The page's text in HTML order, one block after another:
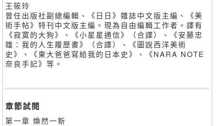
王筱玲
曾任出版社副總編輯、《日日》雜誌中文版主編、《美
術手帖》特刊中文版主編。現為自由編輯工作者。譯有
《寂寞的大狗》、《小星星通信》（合譯）、《安藤忠
雄：我的人生履歷書》（合譯）、《圖說西洋美術
史》、《東大爸爸寫給我的日本史》、《NARA NOTE
奈良手記》等。
章節試閱
第一章 煥然一新